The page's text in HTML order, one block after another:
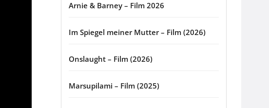
Arnie & Barney – Film 2026
Im Spiegel meiner Mutter – Film (2026)
Onslaught – Film (2026)
Marsupilami – Film (2025)